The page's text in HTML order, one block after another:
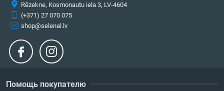
Помощь покупателю
Rēzekne, Kosmonautu iela 3, LV-4604
(+371) 27 070 075
shop@selenal.lv